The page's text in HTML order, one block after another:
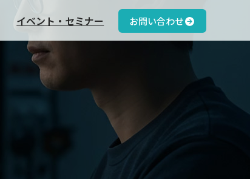
お問い合わせ
イベント・セミナー